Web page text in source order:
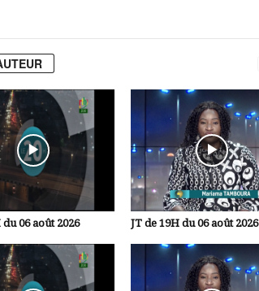
du 06 août 2026 JT de 19H du 06 août 2026